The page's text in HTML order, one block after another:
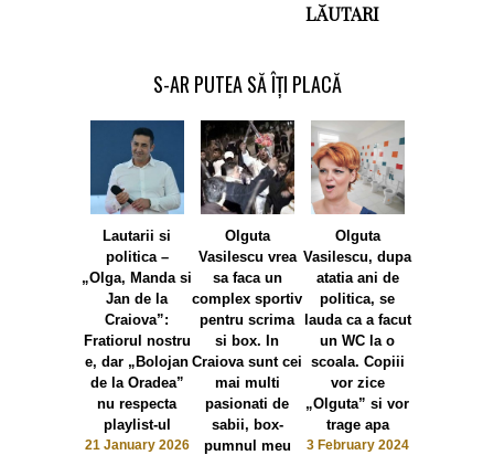
LĂUTARI
S-AR PUTEA SĂ ÎȚI PLACĂ
Lautarii si
politica –
„Olga, Manda si
Jan de la
Craiova”:
Fratiorul nostru
e, dar „Bolojan
de la Oradea”
nu respecta
playlist-ul
21 January 2026
Olguta
Vasilescu vrea
sa faca un
complex sportiv
pentru scrima
si box. In
Craiova sunt cei
mai multi
pasionati de
sabii, box-
pumnul meu
Olguta
Vasilescu, dupa
atatia ani de
politica, se
lauda ca a facut
un WC la o
scoala. Copiii
vor zice
„Olguta” si vor
trage apa
3 February 2024